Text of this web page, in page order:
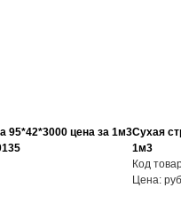
95*42*3000 цена за 1м3Сухая
1м3
Код
Цена: